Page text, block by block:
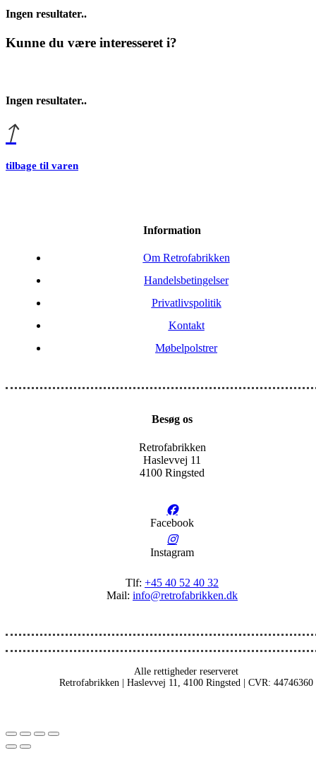
Ingen resultater..
Kunne du være interesseret i?
Ingen resultater..
tilbage til varen
Information
Om Retrofabrikken
Handelsbetingelser
Privatlivspolitik
Kontakt
Møbelpolstrer
Besøg os
Retrofabrikken
Haslevvej 11
4100 Ringsted
Facebook
Instagram
Tlf: +45 40 52 40 32
Mail: info@retrofabrikken.dk
Alle rettigheder reserveret
Retrofabrikken | Haslevvej 11, 4100 Ringsted | CVR: 44746360